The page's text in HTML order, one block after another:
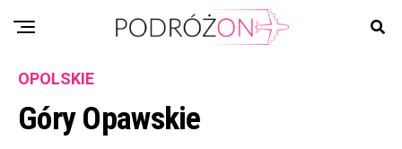
OPOLSKIE
Góry Opawskie